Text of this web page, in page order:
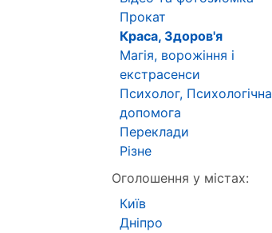
Прокат
Краса, Здоров'я
Магія, ворожіння і
екстрасенси
Психолог, Психологічна
допомога
Переклади
Різне
Оголошення у містах:
Київ
Дніпро